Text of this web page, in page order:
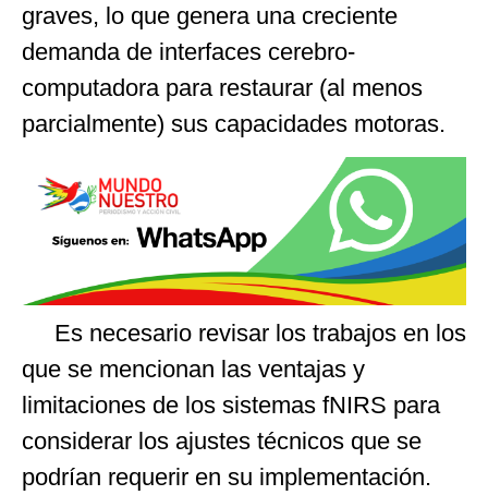
graves, lo que genera una creciente
demanda de interfaces cerebro-
computadora para restaurar (al menos
parcialmente) sus capacidades motoras.
Es necesario revisar los trabajos en los
que se mencionan las ventajas y
limitaciones de los sistemas fNIRS para
considerar los ajustes técnicos que se
podrían requerir en su implementación.